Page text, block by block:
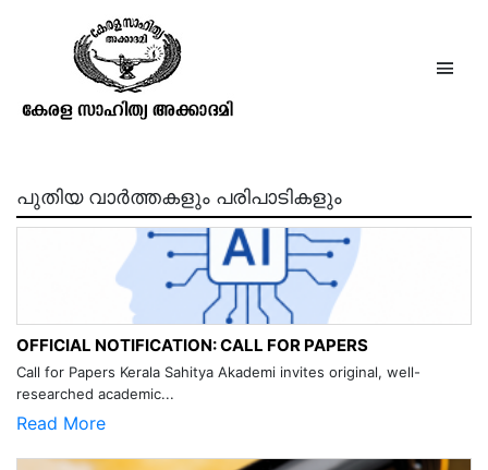
അംശി നാരായണപിള്ള
പുതിയ വാർത്തകളും പരിപാടികളും
OFFICIAL NOTIFICATION: CALL FOR PAPERS
Call for Papers Kerala Sahitya Akademi invites original, well-
researched academic...
Read More